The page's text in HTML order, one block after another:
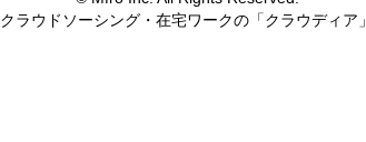
クラウドソーシング・在宅ワークの「クラウディア」